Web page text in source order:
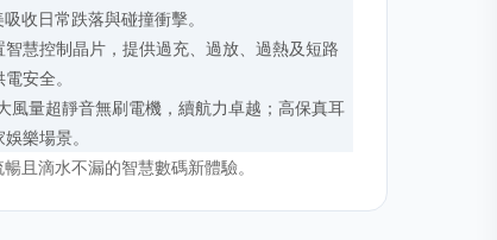
收日常跌落與碰撞衝擊。
慧控制晶片，提供過充、過放、過熱及短路
安全。
風量超靜音無刷電機，續航力卓越；高保真耳
樂場景。
且滴水不漏的智慧數碼新體驗。